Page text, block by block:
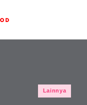
Posted
in
Lainnya